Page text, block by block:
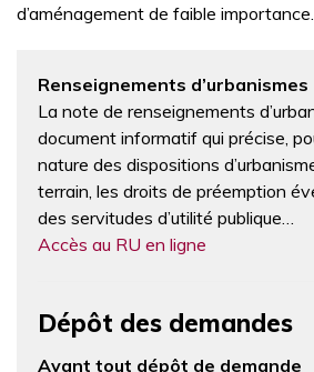
d’aménagement de faible importance.
Renseignements d’urbanismes
La note de renseignements
document informatif qui précise,
nature des dispositions
terrain, les droits de préemption
des servitudes d’utilité publique…
Accès au RU en ligne
Dépôt des demandes
Avant tout dépôt de demande